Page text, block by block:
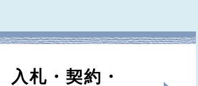
入札・契約・